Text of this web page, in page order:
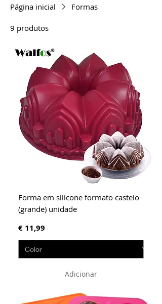
Página inicial Formas
9 produtos
Forma em silicone formato castelo
(grande) unidade
Preço
€ 11,99
Adicionar